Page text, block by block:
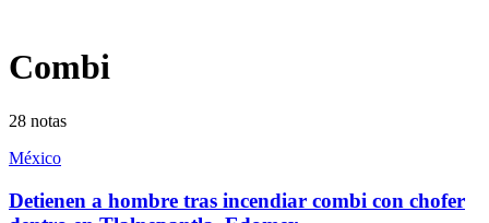
Combi
28 notas
México
Detienen a hombre tras incendiar combi con chofer